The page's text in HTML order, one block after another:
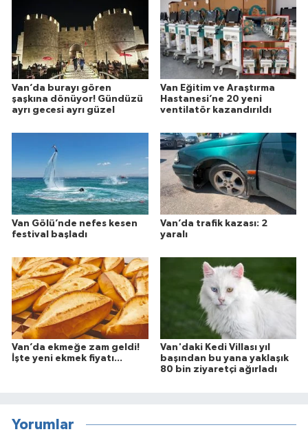
Van’da burayı gören
şaşkına dönüyor! Gündüzü
ayrı gecesi ayrı güzel
Van Eğitim ve Araştırma
Hastanesi’ne 20 yeni
ventilatör kazandırıldı
Van Gölü’nde nefes kesen
festival başladı
Van’da trafik kazası: 2
yaralı
Van’da ekmeğe zam geldi!
İşte yeni ekmek fiyatı...
Van'daki Kedi Villası yıl
başından bu yana yaklaşık
80 bin ziyaretçi ağırladı
Yorumlar